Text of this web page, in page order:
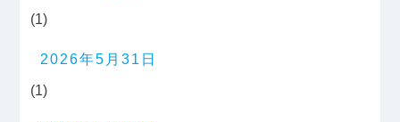
(1)
2026年5月31日
(1)